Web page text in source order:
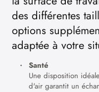
des différentes
options
adaptée à votre
Santé
Une disposition
d'air garantit un